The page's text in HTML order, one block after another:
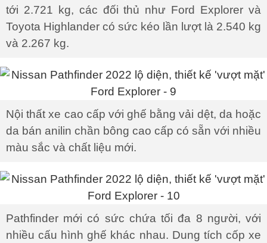
tới 2.721 kg, các đối thủ như Ford Explorer và
Toyota Highlander có sức kéo lần lượt là 2.540 kg
và 2.267 kg.
Nội thất xe cao cấp với ghế bằng vải dệt, da hoặc
da bán anilin chần bông cao cấp có sẵn với nhiều
màu sắc và chất liệu mới.
Pathfinder mới có sức chứa tối đa 8 người, với
nhiều cấu hình ghế khác nhau. Dung tích cốp xe